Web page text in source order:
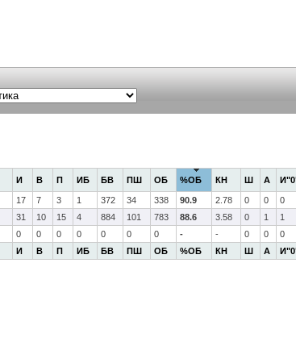
И В П ИБ БВ ПШ ОБ %ОБ КН Ш А
И В П ИБ БВ ПШ ОБ %ОБ КН Ш А
17 7 3 1 372 34 338 90.9 2.78 0 0 0
31 10 15 4 884 101 783 88.6 3.58 0 1 1
0 0 0 0 0 0 0 - - 0 0 0